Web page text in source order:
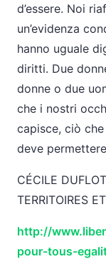
d’essere. Noi
un’evidenza
hanno uguale
diritti. Due
donne o due
che i nostri
capisce, ciò
deve
CÉCILE
TERRITOIRES
http://
pour-tous-